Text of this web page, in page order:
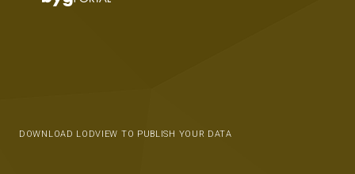
DOWNLOAD LODVIEW TO PUBLISH YOUR DATA